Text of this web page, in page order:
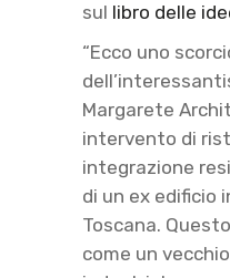
sul libro delle
“Ecco uno
Margarete
intervento di
integrazione
di un ex edificio
Toscana.
come un